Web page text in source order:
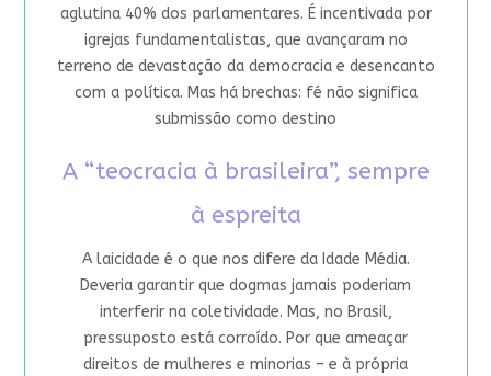
aglutina 40% dos parlamentares. É incentivada por
igrejas fundamentalistas, que avançaram no
terreno de devastação da democracia e desencanto
com a política. Mas há brechas: fé não significa
submissão como destino
A “teocracia à brasileira”, sempre
à espreita
A laicidade é o que nos difere da Idade Média.
Deveria garantir que dogmas jamais poderiam
interferir na coletividade. Mas, no Brasil,
pressuposto está corroído. Por que ameaçar
direitos de mulheres e minorias – e à própria